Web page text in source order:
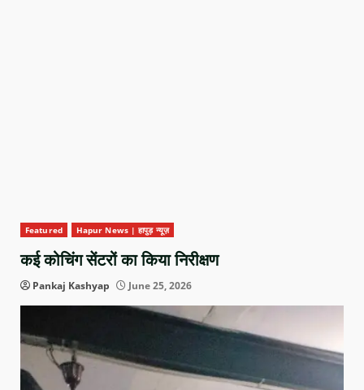
Featured Hapur News | हापुड़ न्यूज़
कई कोचिंग सेंटरों का किया निरीक्षण
Pankaj Kashyap June 25, 2026